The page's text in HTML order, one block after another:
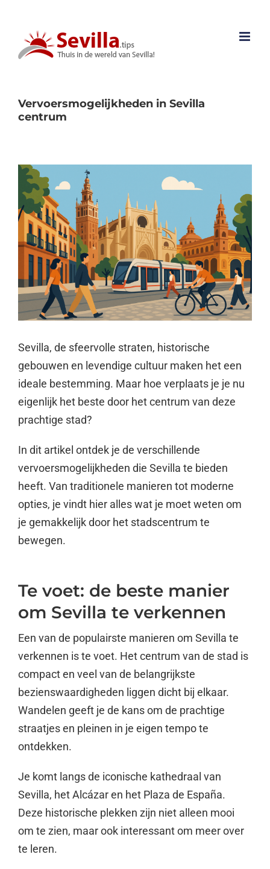
inhoud
Vervoersmogelijkheden in Sevilla
centrum
Sevilla, de sfeervolle straten, historische
gebouwen en levendige cultuur maken het een
ideale bestemming. Maar hoe verplaats je je nu
eigenlijk het beste door het centrum van deze
prachtige stad?
In dit artikel ontdek je de verschillende
vervoersmogelijkheden die Sevilla te bieden
heeft. Van traditionele manieren tot moderne
opties, je vindt hier alles wat je moet weten om
je gemakkelijk door het stadscentrum te
bewegen.
Te voet: de beste manier
om Sevilla te verkennen
Een van de populairste manieren om Sevilla te
verkennen is te voet. Het centrum van de stad is
compact en veel van de belangrijkste
bezienswaardigheden liggen dicht bij elkaar.
Wandelen geeft je de kans om de prachtige
straatjes en pleinen in je eigen tempo te
ontdekken.
Je komt langs de iconische kathedraal van
Sevilla, het Alcázar en het Plaza de España.
Deze historische plekken zijn niet alleen mooi
om te zien, maar ook interessant om meer over
te leren.